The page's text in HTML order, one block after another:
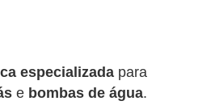
especializada para
e bombas de água.